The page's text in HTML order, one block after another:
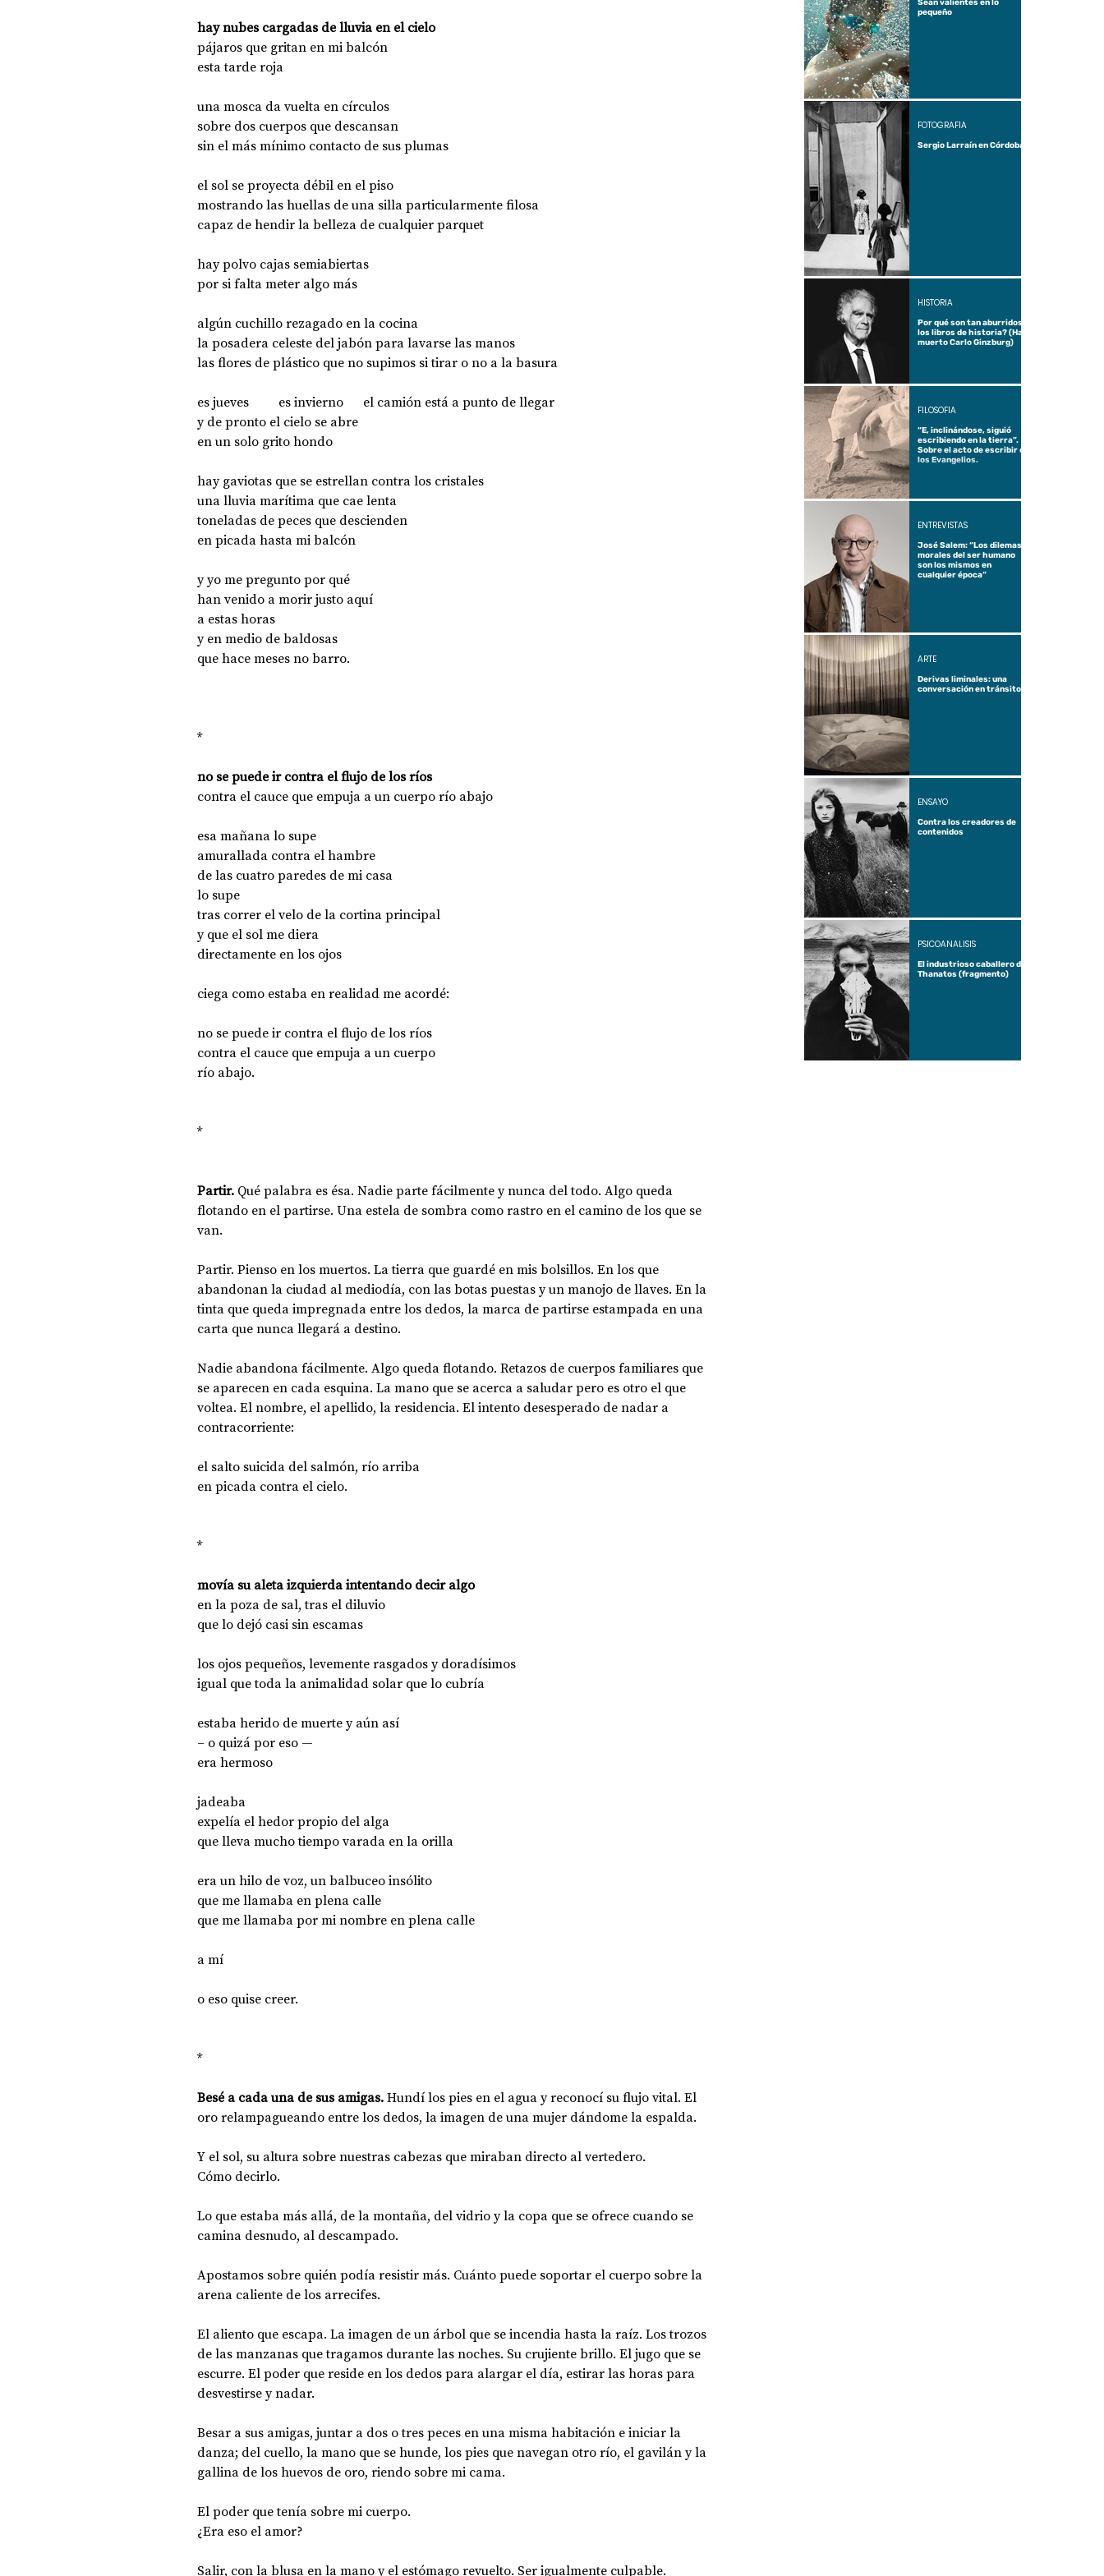
DOSSIER NOCHE DE LAS IDEAS
CIENCIA Y TECNOLOGÍA
hay nubes cargadas de lluvia en el cielo
pájaros que gritan en mi balcón
esta tarde roja
una mosca da vuelta en círculos
sobre dos cuerpos que descansan
sin el más mínimo contacto de sus plumas
el sol se proyecta débil en el piso
mostrando las huellas de una silla particularmente filosa
capaz de hendir la belleza de cualquier parquet
hay polvo cajas semiabiertas
por si falta meter algo más
algún cuchillo rezagado en la cocina
la posadera celeste del jabón para lavarse las manos
las flores de plástico que no supimos si tirar o no a la basura
es jueves         es invierno      el camión está a punto de llegar
y de pronto el cielo se abre
en un solo grito hondo
hay gaviotas que se estrellan contra los cristales
una lluvia marítima que cae lenta
toneladas de peces que descienden
en picada hasta mi balcón
y yo me pregunto por qué
han venido a morir justo aquí
a estas horas
y en medio de baldosas
que hace meses no barro.
*
no se puede ir contra el flujo de los ríos
contra el cauce que empuja a un cuerpo río abajo
esa mañana lo supe
amurallada contra el hambre
de las cuatro paredes de mi casa
lo supe
tras correr el velo de la cortina principal
y que el sol me diera
directamente en los ojos
ciega como estaba en realidad me acordé:
no se puede ir contra el flujo de los ríos
contra el cauce que empuja a un cuerpo
río abajo.
*
Partir. Qué palabra es ésa. Nadie parte fácilmente y nunca del todo. Algo queda
flotando en el partirse. Una estela de sombra como rastro en el camino de los que se
van.
Partir. Pienso en los muertos. La tierra que guardé en mis bolsillos. En los que
abandonan la ciudad al mediodía, con las botas puestas y un manojo de llaves. En la
tinta que queda impregnada entre los dedos, la marca de partirse estampada en una
carta que nunca llegará a destino.
Nadie abandona fácilmente. Algo queda flotando. Retazos de cuerpos familiares que
se aparecen en cada esquina. La mano que se acerca a saludar pero es otro el que
voltea. El nombre, el apellido, la residencia. El intento desesperado de nadar a
contracorriente:
el salto suicida del salmón, río arriba
en picada contra el cielo.
*
movía su aleta izquierda intentando decir algo
en la poza de sal, tras el diluvio
que lo dejó casi sin escamas
los ojos pequeños, levemente rasgados y doradísimos
igual que toda la animalidad solar que lo cubría
estaba herido de muerte y aún así
– o quizá por eso —
era hermoso
jadeaba
expelía el hedor propio del alga
que lleva mucho tiempo varada en la orilla
era un hilo de voz, un balbuceo insólito
que me llamaba en plena calle
que me llamaba por mi nombre en plena calle
a mí
o eso quise creer.
*
Besé a cada una de sus amigas. Hundí los pies en el agua y reconocí su flujo vital. El
oro relampagueando entre los dedos, la imagen de una mujer dándome la espalda.
Y el sol, su altura sobre nuestras cabezas que miraban directo al vertedero.
Cómo decirlo.
Lo que estaba más allá, de la montaña, del vidrio y la copa que se ofrece cuando se
camina desnudo, al descampado.
Apostamos sobre quién podía resistir más. Cuánto puede soportar el cuerpo sobre la
arena caliente de los arrecifes.
El aliento que escapa. La imagen de un árbol que se incendia hasta la raíz. Los trozos
de las manzanas que tragamos durante las noches. Su crujiente brillo. El jugo que se
escurre. El poder que reside en los dedos para alargar el día, estirar las horas para
desvestirse y nadar.
Besar a sus amigas, juntar a dos o tres peces en una misma habitación e iniciar la
danza; del cuello, la mano que se hunde, los pies que navegan otro río, el gavilán y la
gallina de los huevos de oro, riendo sobre mi cama.
El poder que tenía sobre mi cuerpo.
¿Era eso el amor?
Salir, con la blusa en la mano y el estómago revuelto. Ser igualmente culpable.
Sean valientes en lo
pequeño
Sergio Larraín en Córdoba
FOTOGRAFÍA
Por qué son tan aburridos
los libros de historia? (Ha
muerto Carlo Ginzburg)
HISTORIA
“E, inclinándose, siguió
escribiendo en la tierra”.
Sobre el acto de escribir en
los Evangelios.
FILOSOFÍA
José Salem: “Los dilemas
morales del ser humano
son los mismos en
cualquier época”
ENTREVISTAS
Derivas liminales: una
conversación en tránsito
ARTE
Contra los creadores de
contenidos
ENSAYO
El industrioso caballero de
Thanatos (fragmento)
PSICOANÁLISIS